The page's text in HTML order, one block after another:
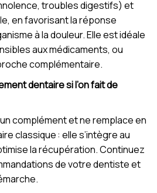
troubles digestifs) et
en favorisant la réponse
à la douleur. Elle est idéale
aux médicaments, ou
complémentaire.
dentaire si l’on fait de
complément et ne remplace en
classique : elle s’intègre au
la récupération. Continuez
de votre dentiste et